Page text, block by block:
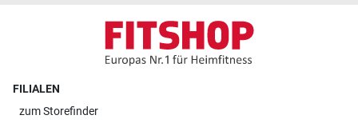
FILIALEN
zumStorefinder